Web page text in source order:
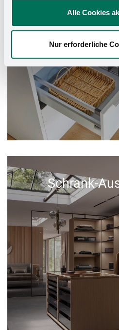
Alle Cookies
Nur erforderliche
Schrank-